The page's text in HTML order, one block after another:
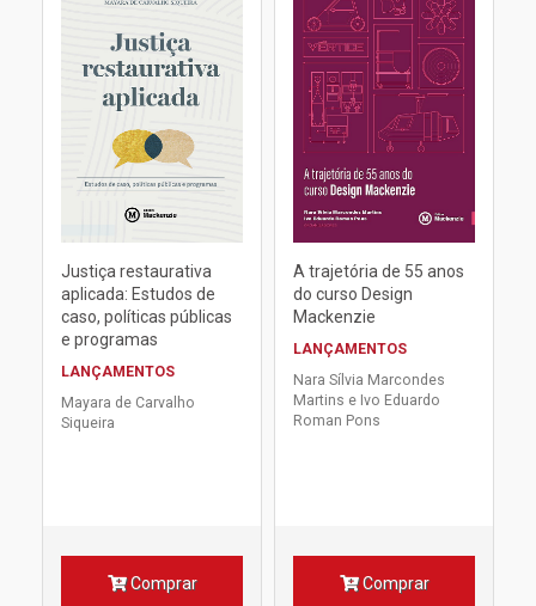
Justiça restaurativa
aplicada: Estudos de
caso, políticas públicas
e programas
LANÇAMENTOS
Mayara de Carvalho
Siqueira
Comprar
A trajetória de 55 anos
do curso Design
Mackenzie
LANÇAMENTOS
Nara Sílvia Marcondes
Martins e Ivo Eduardo
Roman Pons
Comprar